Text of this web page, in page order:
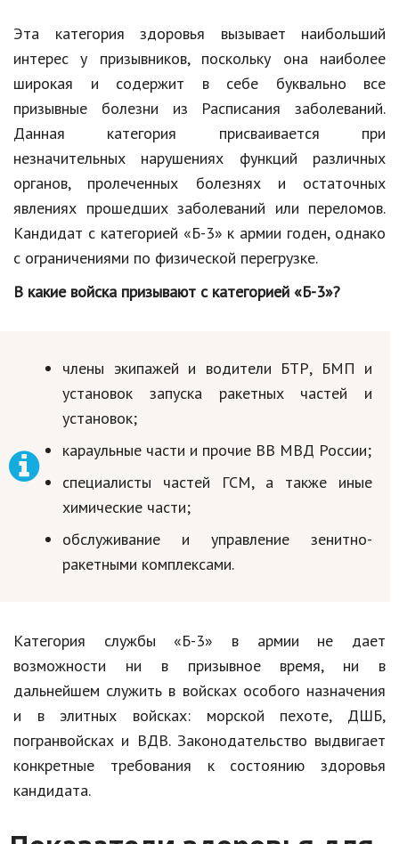
Эта категория здоровья вызывает наибольший
интерес у призывников, поскольку она наиболее
широкая и содержит в себе буквально все
призывные болезни из Расписания заболеваний.
Данная категория присваивается при
незначительных нарушениях функций различных
органов, пролеченных болезнях и остаточных
явлениях прошедших заболеваний или переломов.
Кандидат с категорией «Б-3» к армии годен, однако
с ограничениями по физической перегрузке.
В какие войска призывают с категорией «Б-3»?
члены экипажей и водители БТР, БМП и
установок запуска ракетных частей и
установок;
караульные части и прочие ВВ МВД России;
специалисты частей ГСМ, а также иные
химические части;
обслуживание и управление зенитно-
ракетными комплексами.
Категория службы «Б-3» в армии не дает
возможности ни в призывное время, ни в
дальнейшем служить в войсках особого назначения
и в элитных войсках: морской пехоте, ДШБ,
погранвойсках и ВДВ. Законодательство выдвигает
конкретные требования к состоянию здоровья
кандидата.